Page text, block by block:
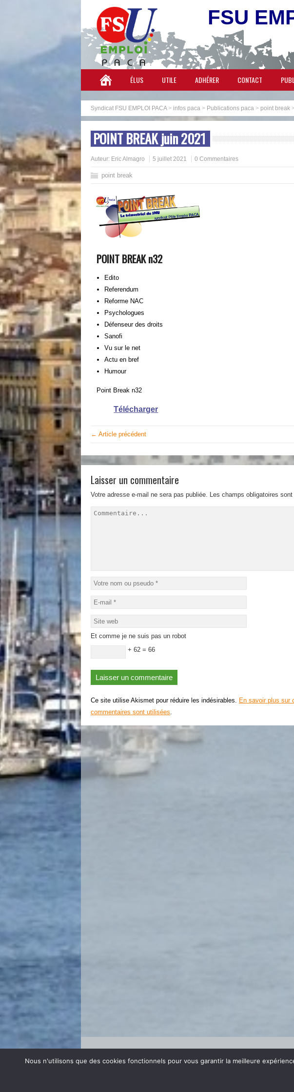
FSU
ÉLUS UTILE ADHÉRER CONTACT
Syndicat FSU EMPLOI PACA> infos paca > Publications paca > point break
POINT BREAK juin 2021
Auteur: Eric Almagro 5 juillet 2021 0 Commentaires
point break
POINT BREAK n32
Edito
Referendum
Reforme NAC
Psychologues
Défenseur des droits
Sanofi
Vu sur le net
Actu en bref
Humour
Point Break n32
Télécharger
← Article précédent
Laisser un commentaire
Votre adresse e-mail ne sera pas publiée. Les champs obligatoires
Et comme je ne suis pas un robot
+ 62 = 66
Ce site utilise Akismet pour réduire les indésirables.
En savoir plus sur
commentaires sont utilisées
Se connecter
© 2024
Nous n'utilisons que des cookies fonctionnels pour vous garantir la meilleure